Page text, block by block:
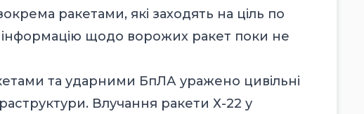
ракетами, які заходять на ціль по
інформацію щодо ворожих ракет поки не
та ударними БпЛА уражено цивільні
Влучання ракети Х-22 у